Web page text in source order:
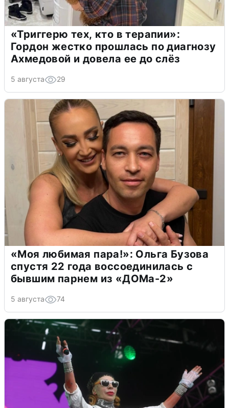
«Триггерю тех, кто в терапии»:
Гордон жестко прошлась по диагнозу
Ахмедовой и довела ее до слёз
5 августа 29
«Моя любимая пара!»: Ольга Бузова
спустя 22 года воссоединилась с
бывшим парнем из «ДОМа-2»
5 августа 74